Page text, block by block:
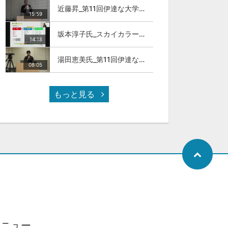
15:59
近藤昇_第11回伊達な大学院セミナー
14:18
坂本淳子氏_スカイカラー人材とは
08:05
湯田恵美氏_第11回伊達な大学院セミナー
もっと見る
ニュー